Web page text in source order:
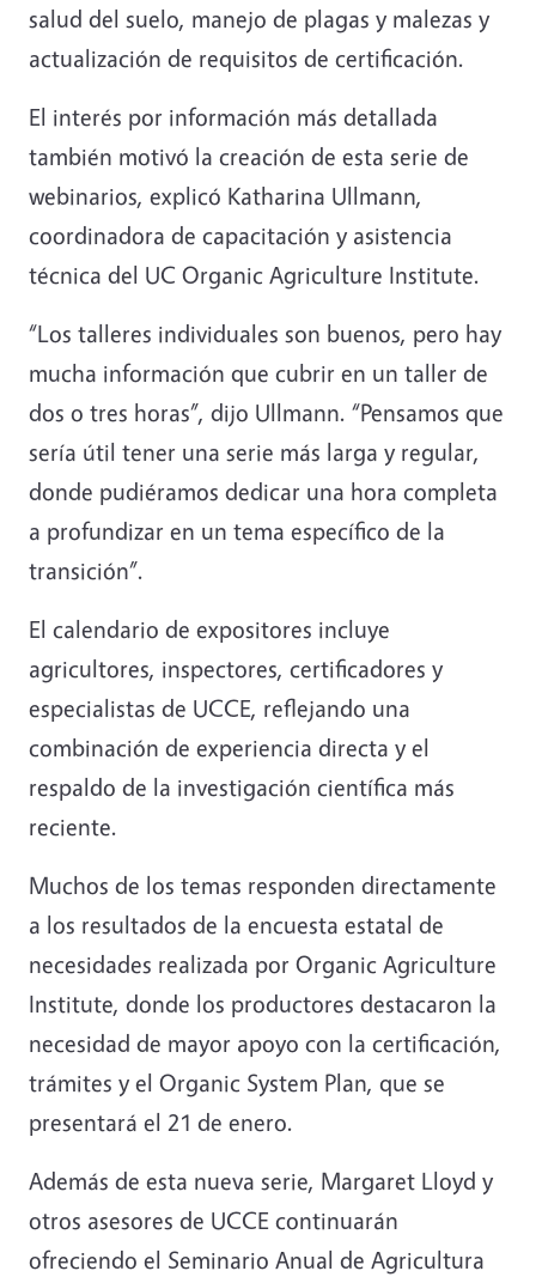
salud del suelo, manejo de plagas y malezas y
actualización de requisitos de certificación.
El interés por información más detallada
también motivó la creación de esta serie de
webinarios, explicó Katharina Ullmann,
coordinadora de capacitación y asistencia
técnica del UC Organic Agriculture Institute.
“Los talleres individuales son buenos, pero hay
mucha información que cubrir en un taller de
dos o tres horas”, dijo Ullmann. “Pensamos que
sería útil tener una serie más larga y regular,
donde pudiéramos dedicar una hora completa
a profundizar en un tema específico de la
transición”.
El calendario de expositores incluye
agricultores, inspectores, certificadores y
especialistas de UCCE, reflejando una
combinación de experiencia directa y el
respaldo de la investigación científica más
reciente.
Muchos de los temas responden directamente
a los resultados de la encuesta estatal de
necesidades realizada por Organic Agriculture
Institute, donde los productores destacaron la
necesidad de mayor apoyo con la certificación,
trámites y el Organic System Plan, que se
presentará el 21 de enero.
Además de esta nueva serie, Margaret Lloyd y
otros asesores de UCCE continuarán
ofreciendo el Seminario Anual de Agricultura